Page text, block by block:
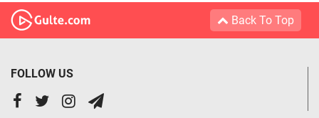
Back To Top
FOLLOW US